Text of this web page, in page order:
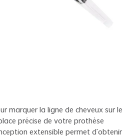
marquer la ligne de cheveux sur le
précise de votre prothèse
extensible permet d'obtenir